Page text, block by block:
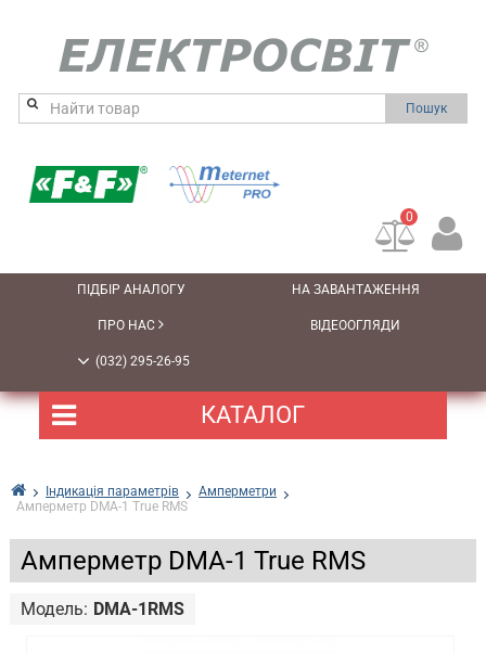
Пошук
0
КАТАЛОГ
ПІДБІР АНАЛОГУ НА ЗАВАНТАЖЕННЯ
ПРО НАС ВІДЕООГЛЯДИ
(032) 295-26-95
Індикація параметрів
Амперметри
Амперметр DMA-1 True RMS
Амперметр DMA-1 True RMS
Модель: DMA-1RMS